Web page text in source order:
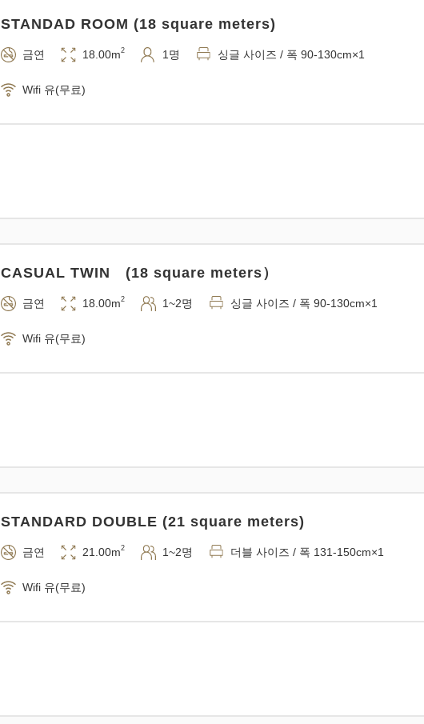
STANDAD ROOM (18 square meters)
금연 18.00m2 1명 싱글 사이즈 / 폭 90-130cm×1
Wifi 유(무료)
CASUAL TWIN (18 square meters）
금연 18.00m2 1~2명 싱글 사이즈 / 폭 90-130cm×1
Wifi 유(무료)
STANDARD DOUBLE (21 square meters)
금연 21.00m2 1~2명 더블 사이즈 / 폭 131-150cm×1
Wifi 유(무료)